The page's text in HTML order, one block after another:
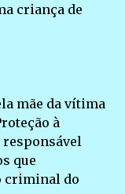
criança de
mãe da vítima
à
responsável
que
criminal do